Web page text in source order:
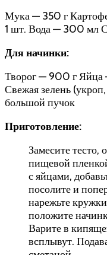
Мука — 350 г
1 шт. Вода — 300 мл
Для начинки:
Творог — 900 г Яйца
Свежая зелень
большой пучок
Приготовление:
Замесите тесто,
пищевой
с яйцами,
посолите и
нарежьте
положите
Варите в
всплывут.